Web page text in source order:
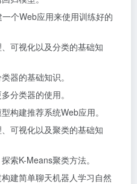
个Web应用来使用训练好的
可视化以及分类的基础知
器的基础知识。
分类器的使用。
构建推荐系统Web应用。
可视化以及聚类的基础知
索K-Means聚类方法。
建简单聊天机器人学习自然